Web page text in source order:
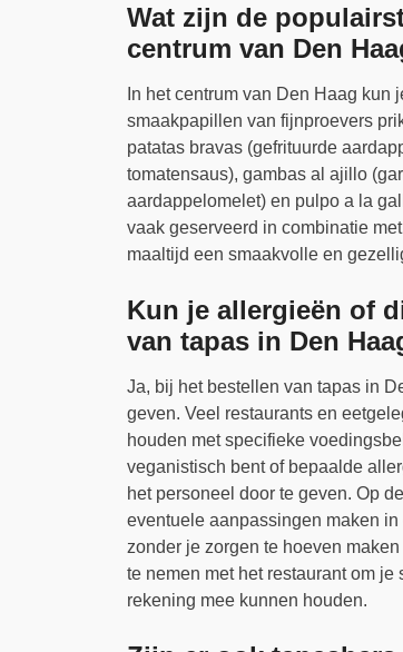
Wat zijn de
centrum van Den
In het centrum van Den Haag
smaakpapillen van fijnproevers
patatas bravas (gefrituurde
tomatensaus), gambas al ajillo
aardappelomelet) en pulpo a la
vaak geserveerd in combinatie
maaltijd een smaakvolle en
Kun je allergieën of
van tapas in Den
Ja, bij het bestellen van tapas in
geven. Veel restaurants en
houden met specifieke
veganistisch bent of bepaalde
het personeel door te geven. Op
eventuele aanpassingen maken
zonder je zorgen te hoeven
te nemen met het restaurant om
rekening mee kunnen houden.